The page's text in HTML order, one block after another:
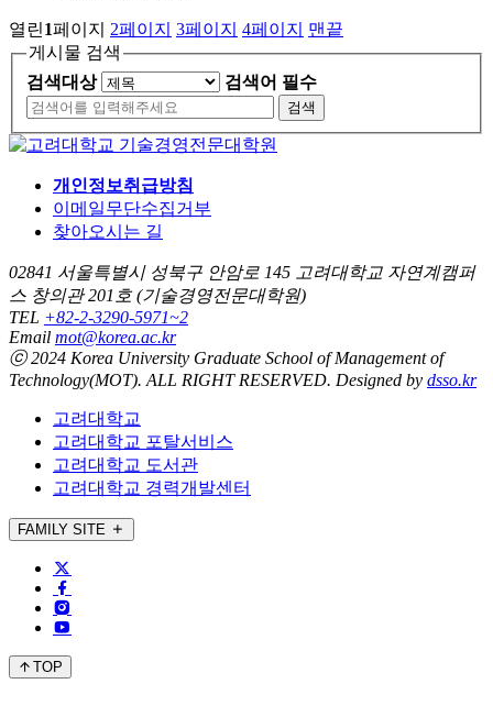
열린1페이지 2페이지 3페이지 4페이지
맨끝
게시물 검색
검색대상
검색어 필수
검색
개인정보취급방침
이메일무단수집거부
찾아오시는 길
02841 서울특별시 성북구 안암로 145 고려대학교 자연계캠퍼
스 창의관 201호 (기술경영전문대학원)
TEL +82-2-3290-5971~2
Email mot@korea.ac.kr
ⓒ 2024 Korea University Graduate School ofManagement of
Technology(MOT). ALL RIGHT RESERVED. Designed by dsso.kr
고려대학교
고려대학교 포탈서비스
고려대학교 도서관
고려대학교 경력개발센터
FAMILY SITE
TOP